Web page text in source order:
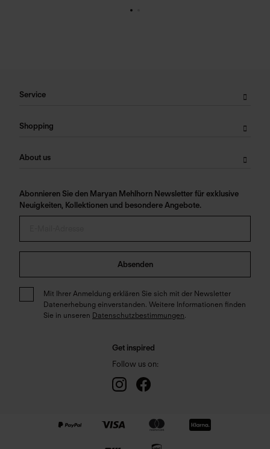
Service
Shopping
About us
Abonnieren Sie den Maryan Mehlhorn Newsletter für exklusive
Neuigkeiten, Kollektionen und besondere Angebote.
Absenden
Mit Ihrer Anmeldung erklären Sie sich mit der Newsletter
Datenerhebung einverstanden. Weitere Informationen finden
Sie in unseren Datenschutzbestimmungen.
Get inspired
Follow us on: